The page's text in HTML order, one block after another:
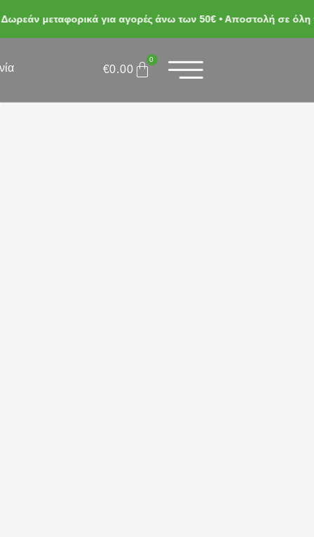
μεταφορικά για αγορές άνω των 50€ • Αποστολή σε όλη την
€0.00
0